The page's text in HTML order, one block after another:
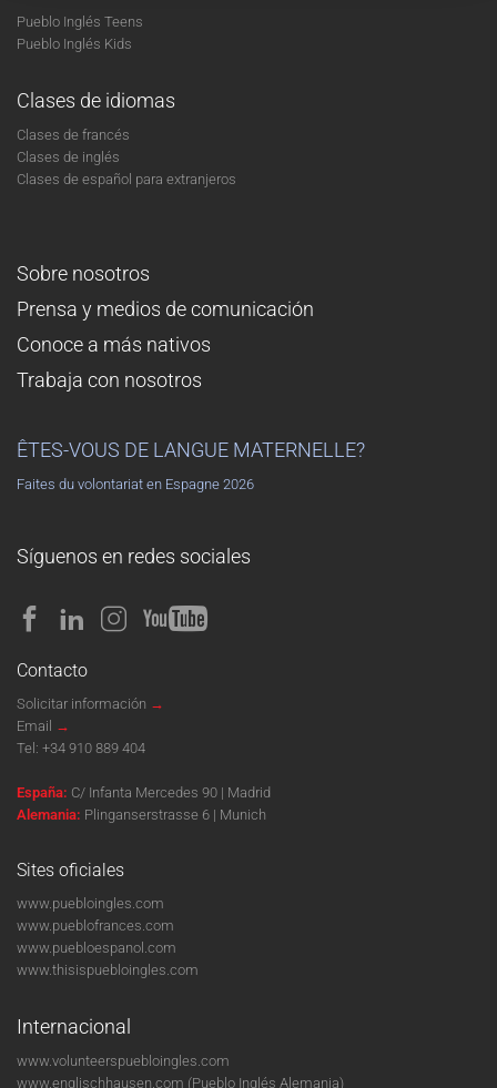
Pueblo Inglés Teens
Pueblo Inglés Kids
Clases de idiomas
Clases de francés
Clases de inglés
Clases de español para extranjeros
Sobre nosotros
Prensa y medios de comunicación
Conoce a más nativos
Trabaja con nosotros
ÊTES-VOUS DE LANGUE MATERNELLE?
Faites du volontariat en Espagne 2026
Síguenos en redes sociales
Contacto
Solicitar información →
Email →
Tel: +34 910 889 404
España: C/ Infanta Mercedes 90 | Madrid
Alemania: Plinganserstrasse 6 | Munich
Sites oficiales
www.puebloingles.com
www.pueblofrances.com
www.puebloespanol.com
www.thisispuebloingles.com
Internacional
www.volunteerspuebloingles.com
www.englischhausen.com (Pueblo Inglés Alemania)